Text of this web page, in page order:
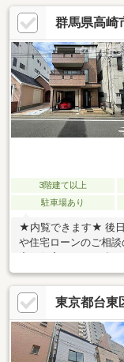
ッピングも毎日のお
感じながら穏やかに
宮南小学校700ｍ・
好みにリフォームを
談可能です♪◇住宅購
を同時にご相談いた
群馬県高崎
3階建て以上
駐車場あり
★内覧できます★ 後日
や住宅ローンのご相
東京都台東